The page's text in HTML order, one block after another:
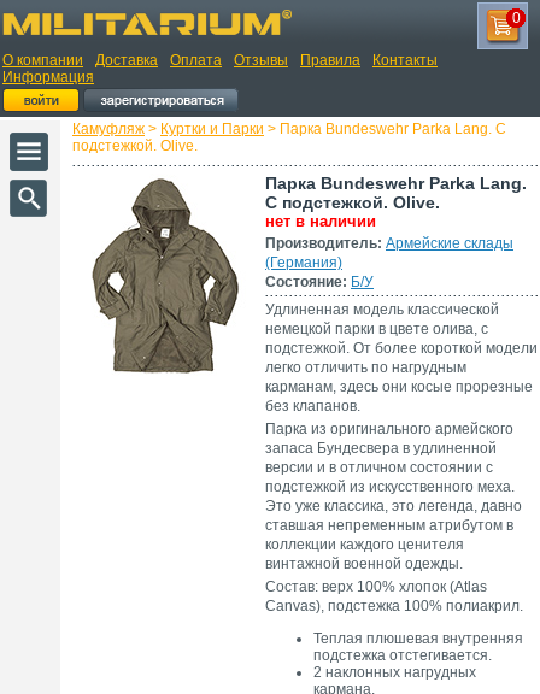
О компании Доставка Оплата Отзывы Правила
Контакты
Информация
0
Камуфляж > Куртки и Парки > Парка Bundeswehr Parka Lang. С
подстежкой. Olive.
Парка Bundeswehr Parka Lang.
С подстежкой. Olive.
нет в наличии
Производитель: Армейские склады
(Германия)
Состояние: Б/У
Удлиненная модель классической
немецкой парки в цвете олива, с
подстежкой. От более короткой модели
легко отличить по нагрудным
карманам, здесь они косые прорезные
без клапанов.
Парка из оригинального армейского
запаса Бундесвера в удлиненной
версии и в отличном состоянии с
подстежкой из искусственного меха.
Это уже классика, это легенда, давно
ставшая непременным атрибутом в
коллекции каждого ценителя
винтажной военной одежды.
Состав: верх 100% хлопок (Atlas
Canvas), подстежка 100% полиакрил.
Теплая плюшевая внутренняя
подстежка отстегивается.
2 наклонных нагрудных
кармана.